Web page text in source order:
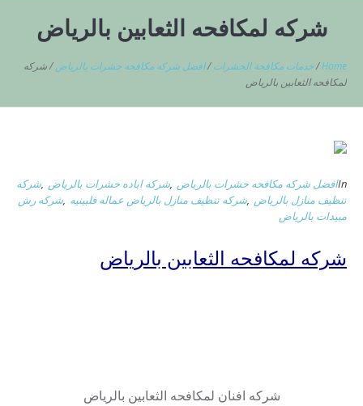
شركه لمكافحه الثعابين بالرياض
Home
/خدمات مكافحة الحشرات /افضل شركه مكافحه حشرات بالرياض /شركه
لمكافحه الثعابين بالرياض
Inافضل شركه مكافحه حشرات بالرياض ,شركه اباده حشرات بالرياض ,شركه
تنظيف منازل بالرياض ,شركه تنظيف منازل بالرياض عماله فلبينيه ,شركه رش
مبيدات بالرياض
شركه لمكافحه الثعابين بالرياض
شركه افنان لمكافحه الثعابين بالرياض